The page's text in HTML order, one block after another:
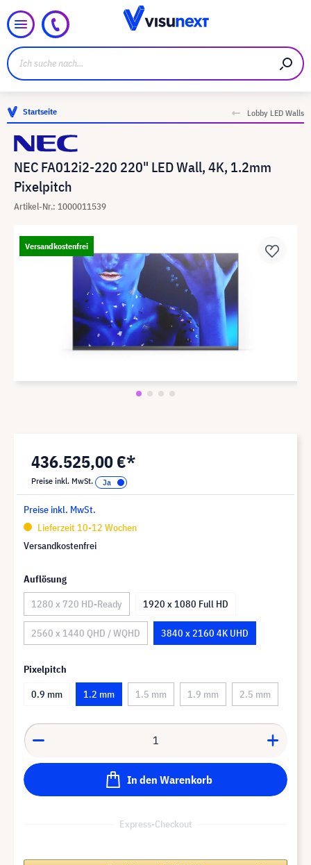
Startseite Lobby LED Walls
NEC FA012i2-220 220" LED Wall, 4K, 1.2mm
Pixelpitch
Artikel-Nr.: 1000011539
Versandkostenfrei
436.525,00 €*
Preise inkl. MwSt.
Preise inkl. MwSt.
Lieferzeit 10-12 Wochen
Versandkostenfrei
Auflösung
1280 x 720 HD-Ready
1920 x 1080 Full HD
2560 x 1440 QHD / WQHD 3840 x 2160 4K UHD
Pixelpitch
0.9 mm
1.2 mm 1.5 mm 1.9 mm 2.5 mm
In den Warenkorb
Express-Checkout